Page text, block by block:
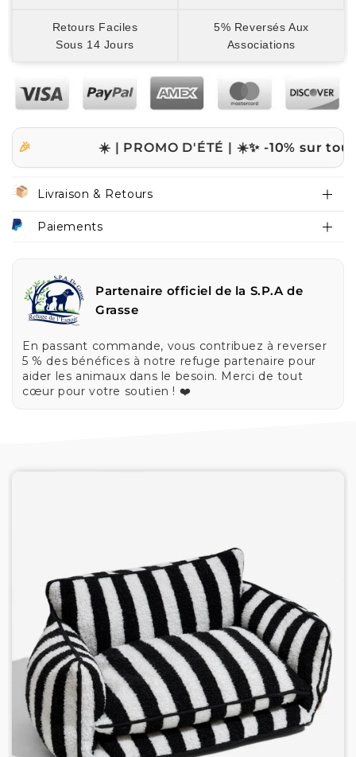
Retours Faciles
Sous 14 Jours
5% Reversés Aux
Associations
☀️ | PROMO D'ÉTÉ | ☀️✨ -10% sur tout le site
Livraison & Retours
Paiements
Partenaire officiel de la S.P.A de
Grasse
En passant commande, vous contribuez à reverser
5 % des bénéfices à notre refuge partenaire pour
aider les animaux dans le besoin. Merci de tout
cœur pour votre soutien ! ❤️